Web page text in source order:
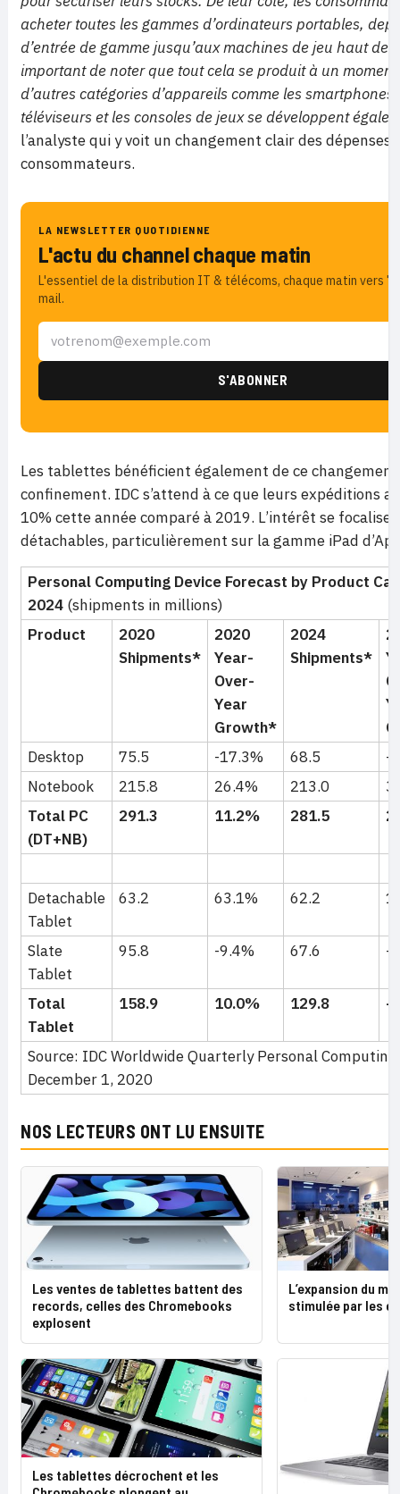
acheter toutes les gammes d’ordinateurs portables,
d’entrée de gamme jusqu’aux machines de jeu haut de
important de noter que tout cela se produit à un
d’autres catégories d’appareils comme les
téléviseurs et les consoles de jeux se développent
l’analyste qui y voit un changement clair des dépenses
consommateurs.
LA NEWSLETTER QUOTIDIENNE
L'actu du channel chaque matin
L'essentiel de la distribution IT & télécoms, chaque matin vers
mail.
Les tablettes bénéficient également de ce
confinement. IDC s’attend à ce que leurs expéditions
10% cette année comparé à 2019. L’intérêt se
détachables, particulièrement sur la gamme iPad
Personal Computing Device Forecast by Product
2024 (shipments in millions)
Product
2020
Shipments*
2020
Year-
Over-
Year
Growth*
2024
Shipments*
Desktop
75.5 -17.3% 68.5
-
Notebook
215.8 26.4% 213.0
Total PC
(DT+NB)
291.3 11.2% 281.5
Detachable
Tablet
63.2 63.1% 62.2
Slate
Tablet
95.8 -9.4% 67.6 -
Total
Tablet
158.9 10.0% 129.8 -
Source: IDC Worldwide Quarterly Personal Computing
December 1, 2020
NOS LECTEURS ONT LU ENSUITE
Les ventes de tablettes battent des
records, celles des Chromebooks
explosent
L’expansion du
stimulée par les
Les tablettes décrochent et les